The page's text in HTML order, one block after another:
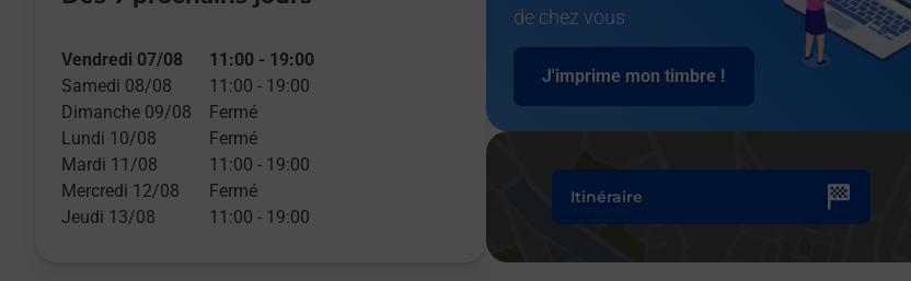
Vendredi 07/08 11:00 - 19:00
Samedi 08/08
11:00 - 19:00
Dimanche 09/08
Fermé
Lundi 10/08
Fermé
Mardi 11/08
11:00 - 19:00
Mercredi 12/08
Fermé
Jeudi 13/08
11:00 - 19:00
de chez vous
J'imprime mon timbre !
Itinéraire